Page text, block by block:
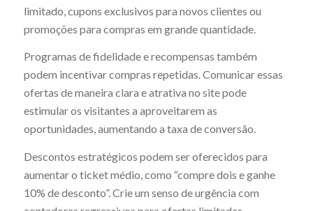
limitado, cupons exclusivos para novos clientes ou
promoções para compras em grande quantidade.
Programas de fidelidade e recompensas também
podem incentivar compras repetidas. Comunicar essas
ofertas de maneira clara e atrativa no site pode
estimular os visitantes a aproveitarem as
oportunidades, aumentando a taxa de conversão.
Descontos estratégicos podem ser oferecidos para
aumentar o ticket médio, como “compre dois e ganhe
10% de desconto”. Crie um senso de urgência com